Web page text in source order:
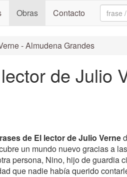
Obras Contacto Search:
- Almudena Grandes
de Julio
de El lector de Julio Verne
un mundo nuevo gracias a
persona, Nino, hijo de guardia
que nadie había querido